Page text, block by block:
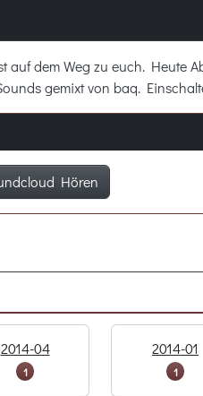
auf dem Weg zu euch. Heute
gemixt von baq.
Hören
2014-04
1
2014-01
1